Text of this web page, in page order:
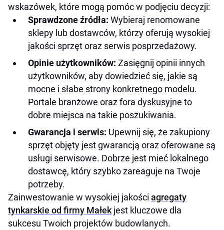
wskazówek, które mogą pomóc w podjęciu decyzji:
Sprawdzone źródła: Wybieraj renomowane
sklepy lub dostawców, którzy oferują wysokiej
jakości sprzęt oraz serwis posprzedażowy.
Opinie użytkowników: Zasięgnij opinii innych
użytkowników, aby dowiedzieć się, jakie są
mocne i słabe strony konkretnego modelu.
Portale branżowe oraz fora dyskusyjne to
dobre miejsca na takie poszukiwania.
Gwarancja i serwis: Upewnij się, że zakupiony
sprzęt objęty jest gwarancją oraz oferowane są
usługi serwisowe. Dobrze jest mieć lokalnego
dostawcę, który szybko zareaguje na Twoje
potrzeby.
Zainwestowanie w wysokiej jakości agregaty
tynkarskie od firmy Małek jest kluczowe dla
sukcesu Twoich projektów budowlanych.